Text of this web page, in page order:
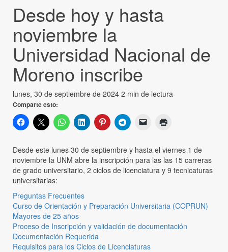
Desde hoy y hasta
noviembre la
Universidad Nacional de
Moreno inscribe
lunes, 30 de septiembre de 2024 2 min de lectura
Comparte esto:
Desde este lunes 30 de septiembre y hasta el viernes 1 de
noviembre la UNM abre la inscripción para las las 15 carreras
de grado universitario, 2 ciclos de licenciatura y 9 tecnicaturas
universitarias:
Preguntas Frecuentes
Curso de Orientación y Preparación Universitaria (COPRUN)
Mayores de 25 años
Proceso de Inscripción y validación de documentación
Documentación Requerida
Requisitos para los Ciclos de Licenciaturas